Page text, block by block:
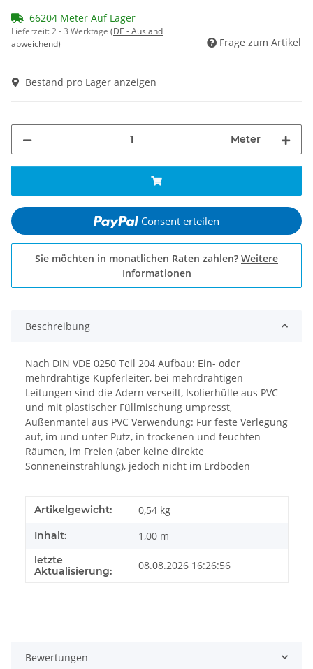
66204 Meter Auf Lager
Lieferzeit:2 - 3 Werktage (DE - Ausland
abweichend)
Frage zum Artikel
Bestand pro Lager anzeigen
Meter
Consent erteilen
Sie möchten in monatlichen Raten zahlen? Weitere
Informationen
Beschreibung
Nach DIN VDE 0250 Teil 204 Aufbau: Ein- oder
mehrdrähtige Kupferleiter, bei mehrdrähtigen
Leitungen sind die Adern verseilt, Isolierhülle aus PVC
und mit plastischer Füllmischung umpresst,
Außenmantel aus PVC Verwendung: Für feste Verlegung
auf, im und unter Putz, in trockenen und feuchten
Räumen, im Freien (aber keine direkte
Sonneneinstrahlung), jedoch nicht im Erdboden
Produkteigenschaft
Wert
Artikelgewicht: 0,54 kg
Inhalt: 1,00 m
letzte
Aktualisierung:
08.08.2026 16:26:56
Bewertungen